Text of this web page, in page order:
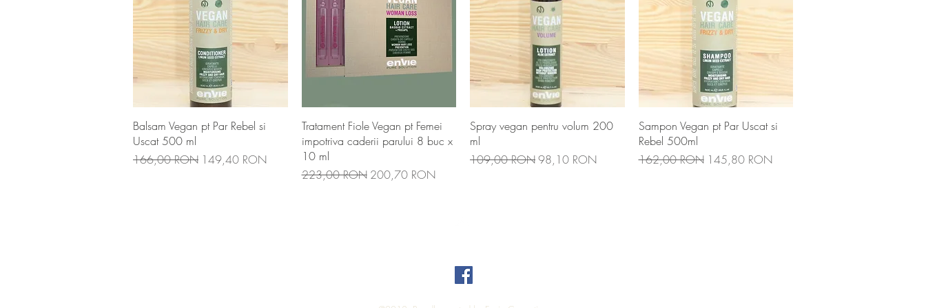
Afișare rapidă
Balsam Vegan pt Par Rebel si
Uscat 500 ml
Preț normal
166,00 RON Preț redus
149,40 RON
Afișare rapidă
Tratament Fiole Vegan pt Femei
impotriva caderii parului 8 buc x
10 ml
Preț normal
223,00 RON Preț redus
200,70 RON
Afișare rapidă
Spray vegan pentru volum 200
ml
Preț normal
109,00 RONPreț redus
98,10 RON
Afișare rapidă
Sampon Vegan pt Par Uscat si
Rebel 500ml
Preț normal
162,00 RON Preț redus
145,80 RON